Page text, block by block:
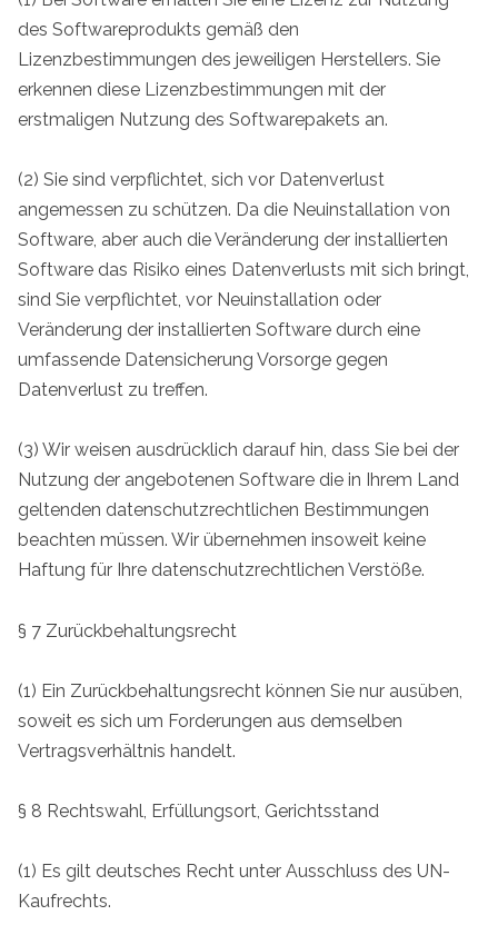
des Softwareprodukts gemäß den
Lizenzbestimmungen des jeweiligen Herstellers. Sie
erkennen diese Lizenzbestimmungen mit der
erstmaligen Nutzung des Softwarepakets an.
(2) Sie sind verpflichtet, sich vor Datenverlust
angemessen zu schützen. Da die Neuinstallation von
Software, aber auch die Veränderung der installierten
Software das Risiko eines Datenverlusts mit sich bringt,
sind Sie verpflichtet, vor Neuinstallation oder
Veränderung der installierten Software durch eine
umfassende Datensicherung Vorsorge gegen
Datenverlust zu treffen.
(3) Wir weisen ausdrücklich darauf hin, dass Sie bei der
Nutzung der angebotenen Software die in Ihrem Land
geltenden datenschutzrechtlichen Bestimmungen
beachten müssen. Wir übernehmen insoweit keine
Haftung für Ihre datenschutzrechtlichen Verstöße.
§ 7 Zurückbehaltungsrecht
(1) Ein Zurückbehaltungsrecht können Sie nur ausüben,
soweit es sich um Forderungen aus demselben
Vertragsverhältnis handelt.
§ 8 Rechtswahl, Erfüllungsort, Gerichtsstand
(1) Es gilt deutsches Recht unter Ausschluss des UN-
Kaufrechts.